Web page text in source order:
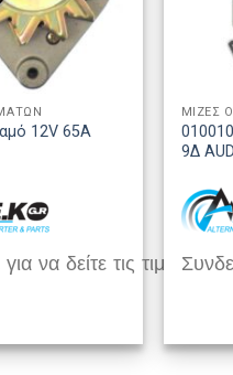
12V 65A
να δείτε τις τιμές
ΜΙΖΕΣ
9Δ AUDI